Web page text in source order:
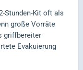
Stunden-Kit oft als
große Vorräte
griffbereiter
Evakuierung